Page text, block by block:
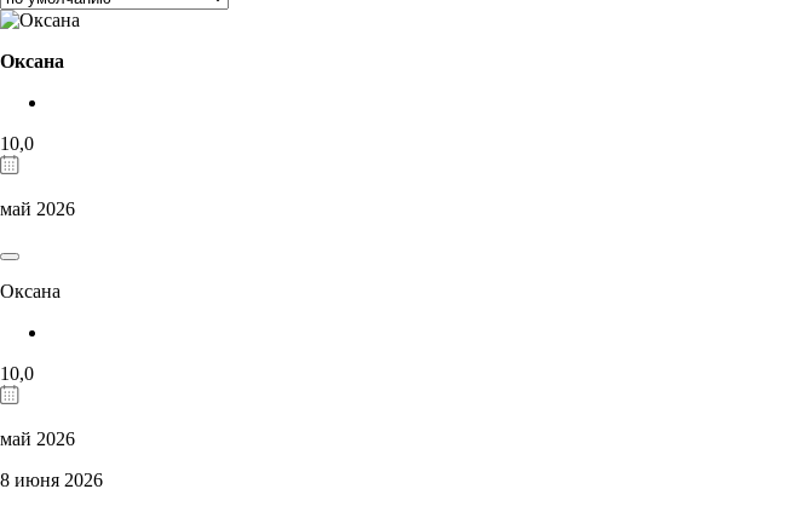
Оксана
10,0
май 2026
Оксана
10,0
май 2026
8 июня 2026